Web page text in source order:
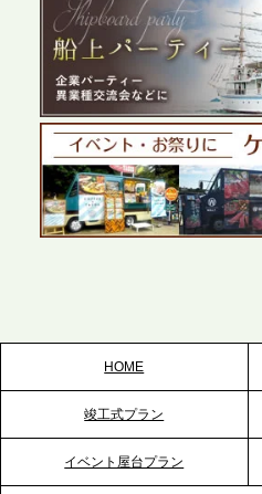
2026.5.27
プレスリリースのご案内｜
テーブル、千葉本社を新設
ントから主要都市の社内懇
かしたスムーズな対応を展開
2026.5.22
2026.5.20
プレスリリースのご案内｜
HOME
竣工式プラン
イベント屋台プラン